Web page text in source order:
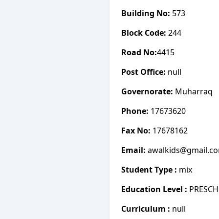
Building No: 573
Block Code: 244
Road No:4415
Post Office: null
Governorate: Muharraq
Phone: 17673620
Fax No: 17678162
Email:
Student Type : mix
Education Level :
Curriculum : null